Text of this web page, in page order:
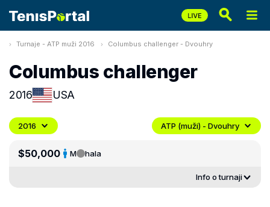
Turnaje - ATP muži 2016 Columbus challenger - Dvouhry
Columbus challenger
2016 USA
2016 ATP (muži) - Dvouhry
$50,000 M hala
Info o turnaji